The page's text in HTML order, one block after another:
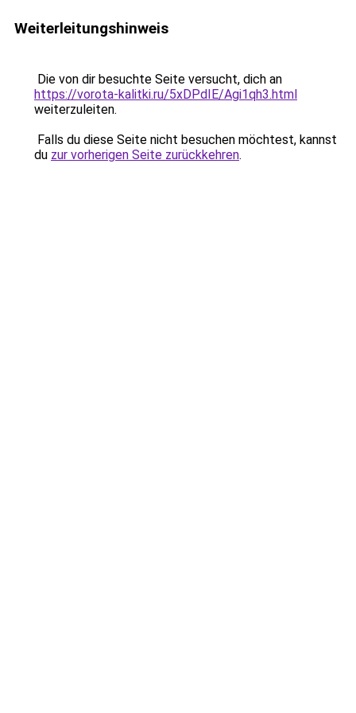
Weiterleitungshinweis
Die von dir besuchte Seite versucht, dich an
https://vorota-kalitki.ru/5xDPdIE/Agi1qh3.html
weiterzuleiten.
Falls du diese Seite nicht besuchen möchtest, kannst
du zur vorherigen Seite zurückkehren.